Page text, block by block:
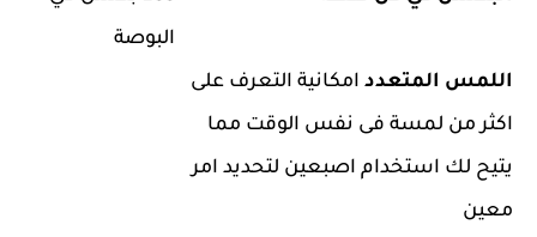
البوصة
اللمس المتعدد امكانية التعرف على
اكثر من لمسة فى نفس الوقت مما
يتيح لك استخدام اصبعين لتحديد امر
معين